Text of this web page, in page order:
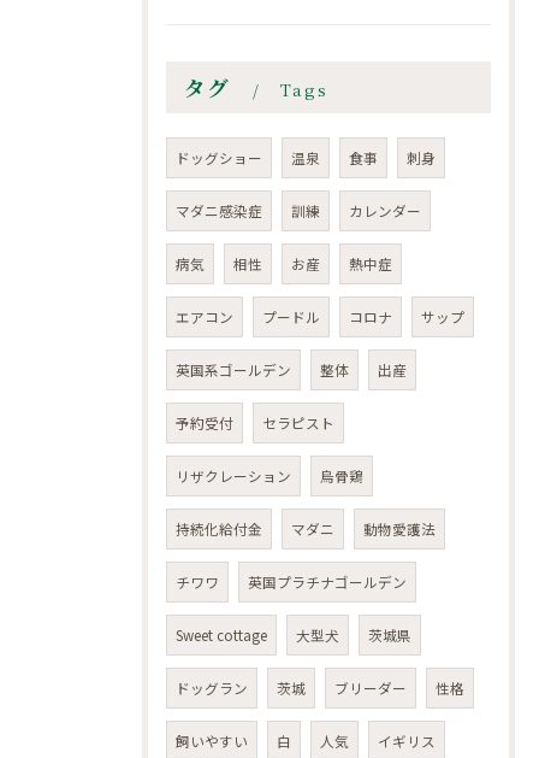
タグ Tags
ドッグショー 温泉 食事 刺身
マダニ感染症 訓練 カレンダー
病気 相性 お産 熱中症
エアコン プードル コロナ サップ
英国系ゴールデン 整体 出産
予約受付 セラピスト
リザクレーション 烏骨鶏
持続化給付金 マダニ 動物愛護法
チワワ 英国プラチナゴールデン
Sweet cottage 大型犬 茨城県
ドッグラン 茨城 ブリーダー 性格
飼いやすい 白 人気 イギリス